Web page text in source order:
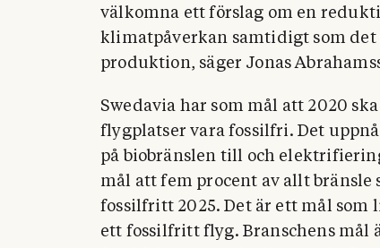
välkomna ett förslag om en
klimatpåverkan samtidigt som
produktion, säger Jonas
Swedavia har som mål att 2020
flygplatser vara fossilfri. Det
på biobränslen till och
mål att fem procent av allt bränsle
fossilfritt 2025. Det är ett mål som
ett fossilfritt flyg. Branschens mål